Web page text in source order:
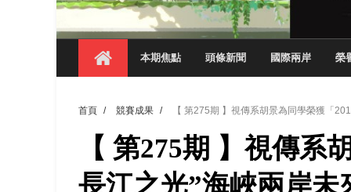
英文公園 315期
【 第404期 】影視系榮獲59屆美國休士頓
【 第404期 】你抓得到我嗎？數媒系VR新
【 第404期 】探索空間設計解方 室設系學
【 第404期 】從創意到實踐 數媒系學生於
【 第404期 】以品格奠基、用領導領航：
本期焦點 頭條新聞 國際兩岸 榮
首頁 / 競賽成果 / 【 第275期 】視傳系胡景為同學榮獲「
【 第275期 】視傳系
長江之光”海峽兩岸